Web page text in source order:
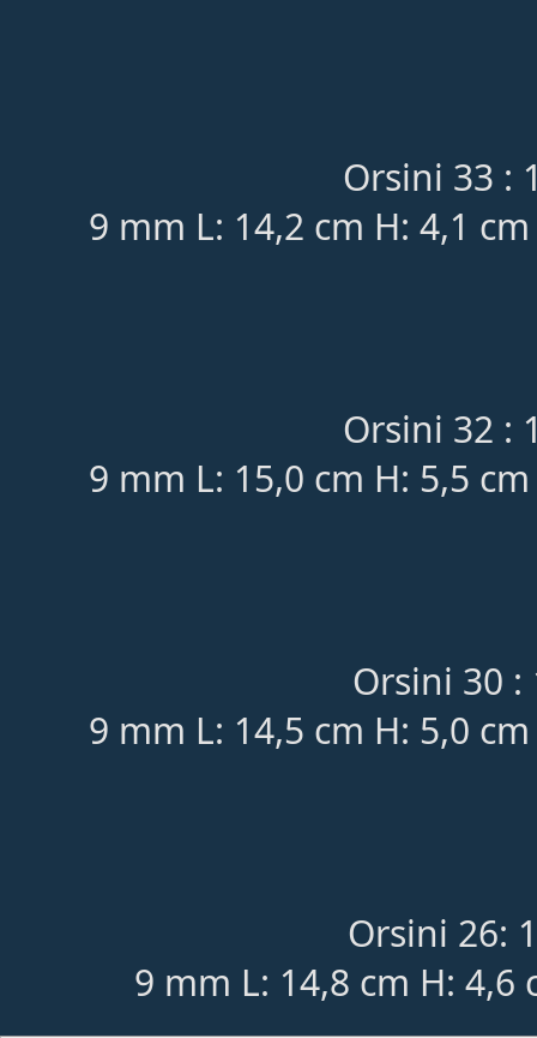
Orsini 33 :
9 mm L: 14,2 cm H: 4,1
Orsini 32 :
9 mm L: 15,0 cm H: 5,5
Orsini 30 :
9 mm L: 14,5 cm H: 5,0
Orsini 26:
9 mm L: 14,8 cm H: